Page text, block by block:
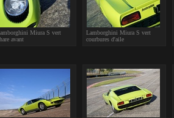
Miura S vert
avant
Lamborghini Miura S vert
courbures d'aile